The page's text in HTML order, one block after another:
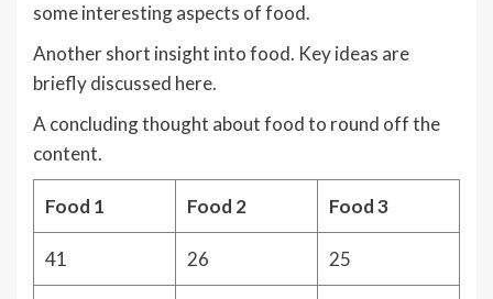
some interesting aspects of food.
Another short insight into food. Key ideas are
briefly discussed here.
A concluding thought about food to round off the
content.
Food 1 Food 2 Food 3
41 26 25